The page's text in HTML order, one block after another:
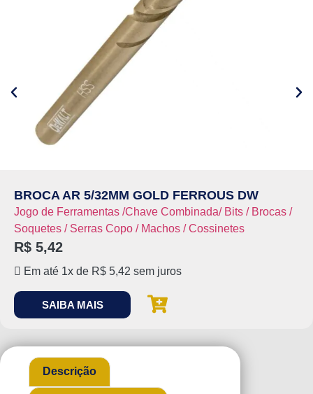
BROCA AR 5/32MM GOLD FERROUS DW
Jogo de Ferramentas /Chave Combinada/ Bits / Brocas /
Soquetes / Serras Copo / Machos / Cossinetes
R$ 5,42
Em até 1x de R$ 5,42 sem juros
SAIBA MAIS
Descrição